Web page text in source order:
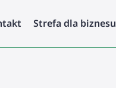
Strefa dla biznesu